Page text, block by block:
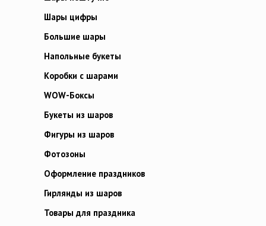
Шары цифры
Большие шары
Напольные букеты
Коробки с шарами
WOW-Боксы
Букеты из шаров
Фигуры из шаров
Фотозоны
Оформление праздников
Гирлянды из шаров
Товары для праздника